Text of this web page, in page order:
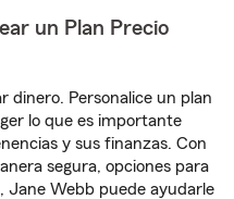
un Plan Precio
dinero. Personalice un plan
lo que es importante
y sus finanzas. Con
segura, opciones para
Jane Webb puede ayudarle